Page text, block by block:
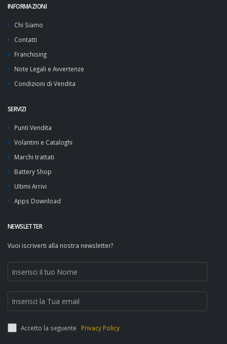
INFORMAZIONI
Chi Siamo
Contatti
Franchising
Note Legali e Avvertenze
Condizioni di Vendita
SERVIZI
Punti Vendita
Volantini e Cataloghi
Marchi trattati
Battery Shop
Ultimi Arrivi
Apps Download
NEWSLETTER
Vuoi iscriverti alla nostra newsletter?
Accetto la seguente Privacy Policy